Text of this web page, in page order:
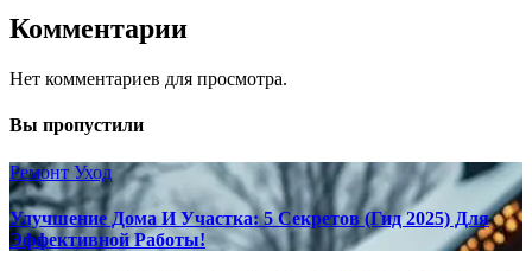
Комментарии
Нет комментариев для просмотра.
Вы пропустили
Ремонт Уход
Улучшение Дома И Участка: 5 Секретов (Гид 2025) Для
Эффективной Работы!